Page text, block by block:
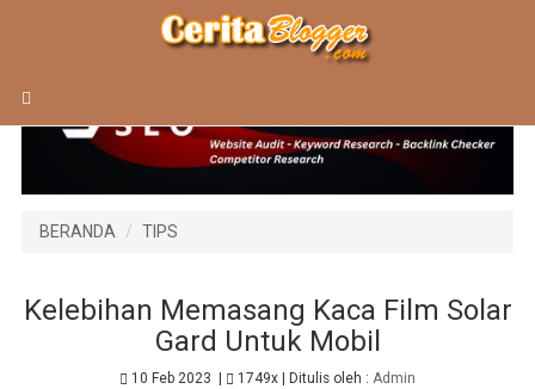
BERANDA TIPS
Kelebihan Memasang Kaca Film Solar
Gard Untuk Mobil
10 Feb 2023 1749x| Ditulis oleh : Admin